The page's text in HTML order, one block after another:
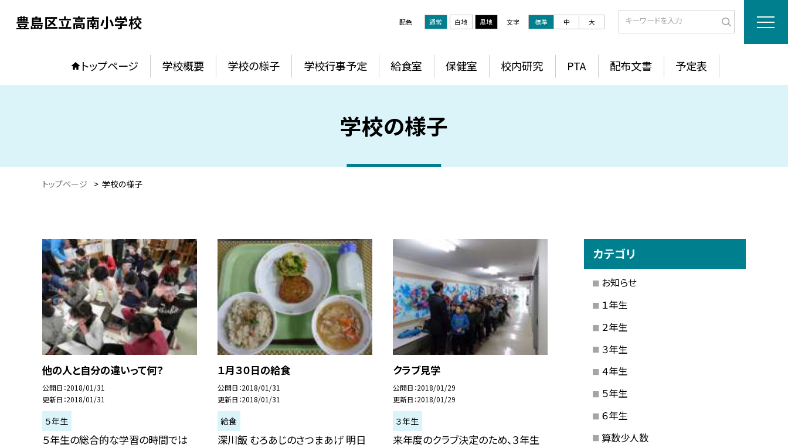
豊島区立高南小学校 配色 通常 白地 黒地 文字 標準 中 大
トップページ 学校概要 学校の様子 学校行事予定 給食室 保健室 校内研究 PTA 配布文書 予定表
学校の様子
トップページ > 学校の様子
他の人と自分の違いって何？
公開日 2018/01/31
更新日 2018/01/31
５年生
５年生の総合的な学習の時間では
１月３０日の給食
公開日 2018/01/31
更新日 2018/01/31
給食
深川飯 むろあじのさつまあげ 明日
クラブ見学
公開日 2018/01/29
更新日 2018/01/29
３年生
来年度のクラブ決定のため、３年生
カテゴリ
お知らせ
１年生
２年生
３年生
４年生
５年生
６年生
算数少人数